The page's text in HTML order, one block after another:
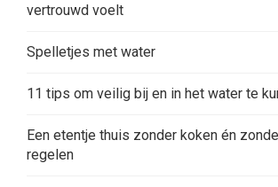
vertrouwd voelt
Spelletjes met water
11 tips om veilig bij en in het water te
Een etentje thuis zonder koken én
regelen